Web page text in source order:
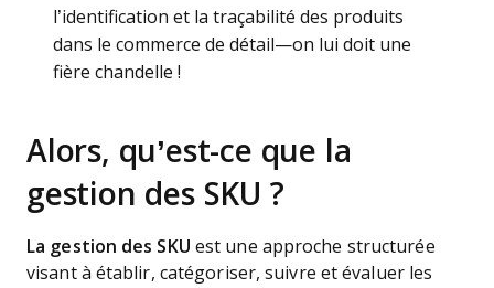
l’identification et la traçabilité des produits
dans le commerce de détail—on lui doit une
fière chandelle !
Alors, qu’est-ce que la
gestion des SKU ?
La gestion des SKU est une approche structurée
visant à établir, catégoriser, suivre et évaluer les